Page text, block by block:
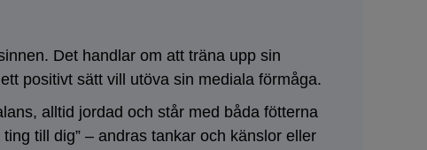
Det handlar om att träna upp sin
positivt sätt vill utöva sin mediala förmåga.
alltid jordad och står med båda fötterna
till dig” – andras tankar och känslor eller